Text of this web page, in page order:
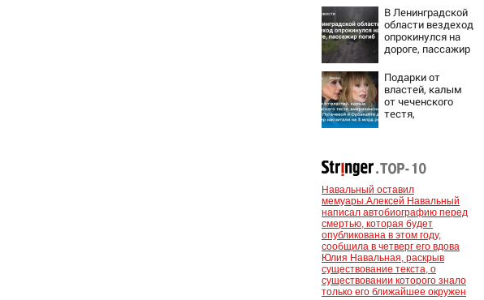
ответила Россия,
полный разбор
провала операции
Украины от
военкора Коца
В Ленинградской
области вездеход
опрокинулся на
дороге, пассажир
Подарки от
властей, калым
от чеченского
тестя,
Орбакайте домов
и квартир
насчитали на 3
млрд рублей
Навальный оставил
мемуары.Алексей Навальный
написал автобиографию перед
смертью, которая будет
опубликована в этом году,
сообщила в четверг его вдова
Юлия Навальная, раскрыв
существование текста, о
существовании которого знало
только его ближайшее окружен